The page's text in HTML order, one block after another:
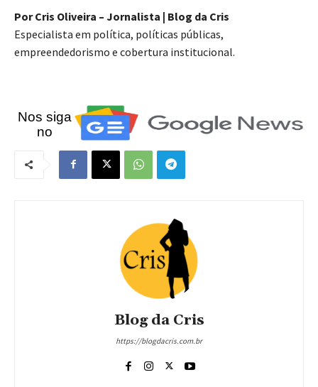
Por Cris Oliveira – Jornalista | Blog da Cris
Especialista em política, políticas públicas,
empreendedorismo e cobertura institucional.
Nos siga
no
Blog da Cris
https://blogdacris.com.br